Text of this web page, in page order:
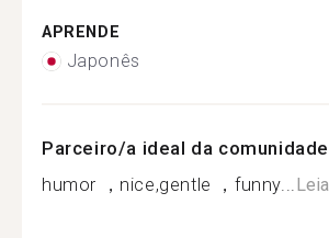
APRENDE
Japonês
Parceiro/a ideal da
humor ，nice,gentle ，funny...